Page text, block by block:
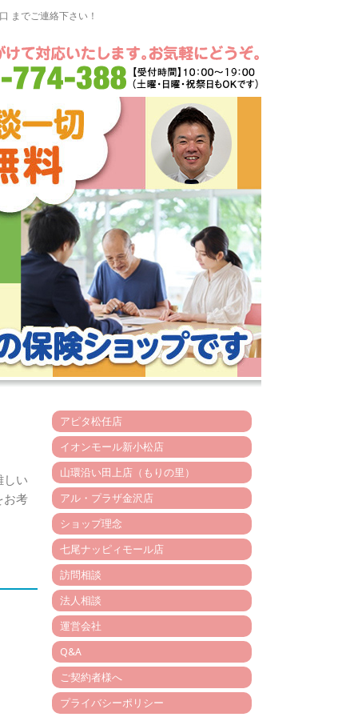
までご連絡下さい！
しい
お考
アピタ松任店
イオンモール新小松店
山環沿い田上店（もりの里）
アル・プラザ金沢店
ショップ理念
七尾ナッピィモール店
訪問相談
法人相談
運営会社
Q&A
ご契約者様へ
プライバシーポリシー